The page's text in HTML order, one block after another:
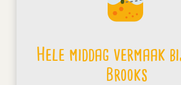
Hele middag vermaak
Brooks